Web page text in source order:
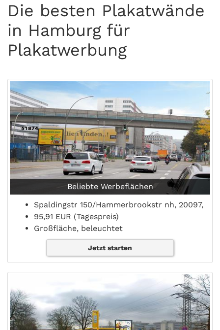
Die besten Plakatwände
in Hamburg für
Plakatwerbung
Beliebte Werbeflächen
Spaldingstr 150/Hammerbrookstr nh, 20097,
95,91 EUR (Tagespreis)
Großfläche, beleuchtet
Jetzt starten